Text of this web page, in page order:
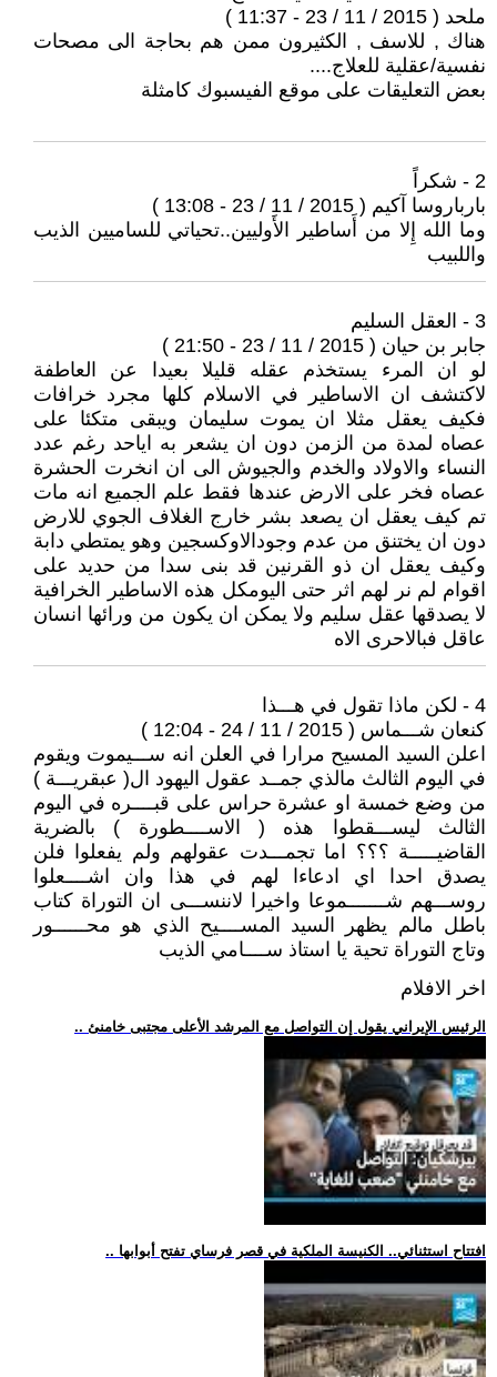
ملحد ( 2015 / 11 / 23 - 11:37 )
هناك , للاسف , الكثيرون ممن هم بحاجة الى مصحات
نفسية/عقلية للعلاج....
بعض التعليقات على موقع الفيسبوك كامثلة
2 - شكراً
بارباروسا آكيم ( 2015 / 11 / 23 - 13:08 )
وما الله إِلا من أَساطير الأَوليين..تحياتي للساميين الذيب
واللبيب
3 - العقل السليم
جابر بن حيان ( 2015 / 11 / 23 - 21:50 )
لو ان المرء يستخذم عقله قليلا بعيدا عن العاطفة
لاكتشف ان الاساطير في الاسلام كلها مجرد خرافات
فكيف يعقل مثلا ان يموت سليمان ويبقى متكئا على
عصاه لمدة من الزمن دون ان يشعر به اياحد رغم عدد
النساء والاولاد والخدم والجيوش الى ان انخرت الحشرة
عصاه فخر على الارض عندها فقط علم الجميع انه مات
تم كيف يعقل ان يصعد بشر خارج الغلاف الجوي للارض
دون ان يختنق من عدم وجودالاوكسجين وهو يمتطي دابة
وكيف يعقل ان ذو القرنين قد بنى سدا من حديد على
اقوام لم نر لهم اثر حتى اليومكل هذه الاساطير الخرافية
لا يصدقها عقل سليم ولا يمكن ان يكون من ورائها انسان
عاقل فبالاحرى الاه
4 - لكن ماذا تقول في هـــذا
كنعان شـــماس ( 2015 / 11 / 24 - 12:04 )
اعلن السيد المسيح مرارا في العلن انه ســـيموت ويقوم
في اليوم الثالث مالذي جمــد عقول اليهود ال( عبقريـــة )
من وضع خمسة او عشرة حراس على قبــــره في اليوم
الثالث ليســـقطوا هذه ( الاســــطورة ) بالضرية
القاضيـــــة ؟؟؟ اما تجمـــدت عقولهم ولم يفعلوا فلن
يصدق احدا اي ادعاءا لهم في هذا وان اشــــعلوا
روســـهم شـــــــموعا واخيرا لاننســـى ان التوراة كتاب
باطل مالم يظهر السيد المســــيح الذي هو محــــــور
وتاج التوراة تحية يا استاذ ســــامي الذيب
اخر الافلام
.. الرئيس الإيراني يقول إن التواصل مع المرشد الأعلى مجتبى خامنئ
.. افتتاح استثنائي.. الكنيسة الملكية في قصر فرساي تفتح أبوابها